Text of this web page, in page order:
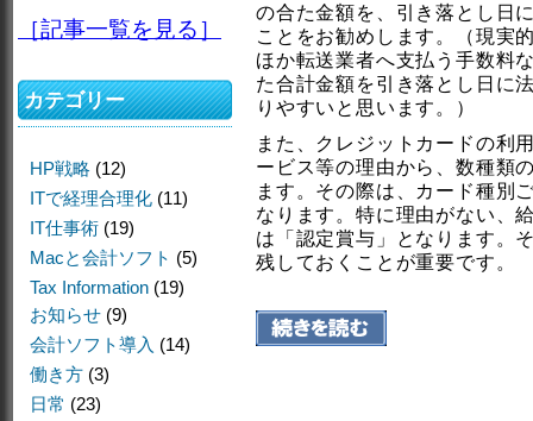
の合た金額を、引き落とし日
ことをお勧めします。（現実
ほか転送業者へ支払う手数料
た合計金額を引き落とし日に
りやすいと思います。）
また、クレジットカードの利
ービス等の理由から、数種類
ます。その際は、カード種別
なります。特に理由がない、
は「認定賞与」となります。
残しておくことが重要です。
［記事一覧を見る］
カテゴリー
HP戦略 (12)
ITで経理合理化 (11)
IT仕事術 (19)
Macと会計ソフト (5)
Tax Information (19)
お知らせ (9)
会計ソフト導入 (14)
働き方 (3)
日常 (23)